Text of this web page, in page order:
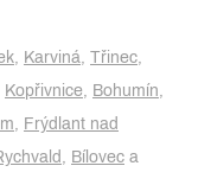
, Karviná, Třinec,
Kopřivnice, Bohumín,
, Frýdlant nad
, Bílovec a